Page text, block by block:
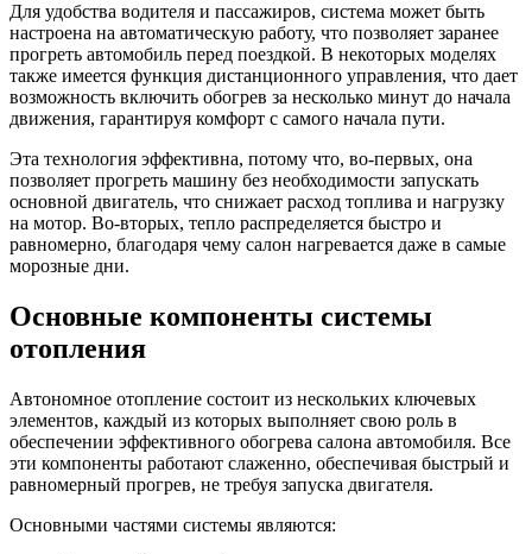
Для удобства водителя и пассажиров, система может быть
настроена на автоматическую работу, что позволяет заранее
прогреть автомобиль перед поездкой. В некоторых моделях
также имеется функция дистанционного управления, что дает
возможность включить обогрев за несколько минут до начала
движения, гарантируя комфорт с самого начала пути.
Эта технология эффективна, потому что, во-первых, она
позволяет прогреть машину без необходимости запускать
основной двигатель, что снижает расход топлива и нагрузку
на мотор. Во-вторых, тепло распределяется быстро и
равномерно, благодаря чему салон нагревается даже в самые
морозные дни.
Основные компоненты системы
отопления
Автономное отопление состоит из нескольких ключевых
элементов, каждый из которых выполняет свою роль в
обеспечении эффективного обогрева салона автомобиля. Все
эти компоненты работают слаженно, обеспечивая быстрый и
равномерный прогрев, не требуя запуска двигателя.
Основными частями системы являются: